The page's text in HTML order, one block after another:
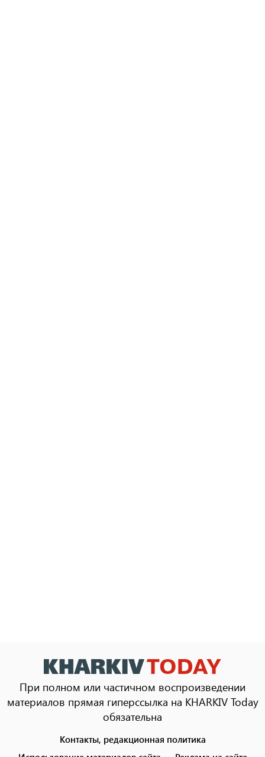
При полном или частичном воспроизведении
материалов прямая гиперссылка на KHARKIV Today
обязательна
Контакты, редакционная политика